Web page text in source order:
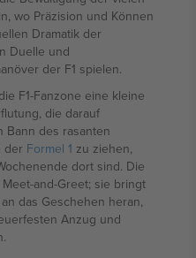
wo Präzision und Können
Dramatik der
Duelle und
der F1 spielen.
F1-Fanzone eine kleine
die darauf
Bann des rasanten
der Formel 1 zu ziehen,
dort sind. Die
and-Greet; sie bringt
das Geschehen heran,
Anzug und